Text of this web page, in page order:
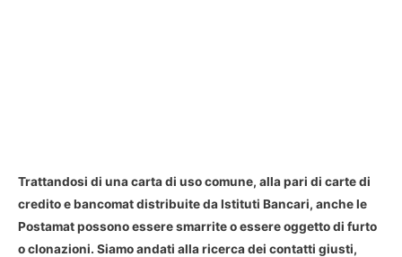
Trattandosi di una carta di uso comune, alla pari di carte di
credito e bancomat distribuite da Istituti Bancari, anche le
Postamat possono essere smarrite o essere oggetto di furto
o clonazioni. Siamo andati alla ricerca dei contatti giusti,